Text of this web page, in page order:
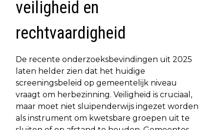
veiligheid en
rechtvaardigheid
De recente onderzoeksbevindingen uit 2025
laten helder zien dat het huidige
screeningsbeleid op gemeentelijk niveau
vraagt om herbezinning. Veiligheid is cruciaal,
maar moet niet sluipenderwijs ingezet worden
als instrument om kwetsbare groepen uit te